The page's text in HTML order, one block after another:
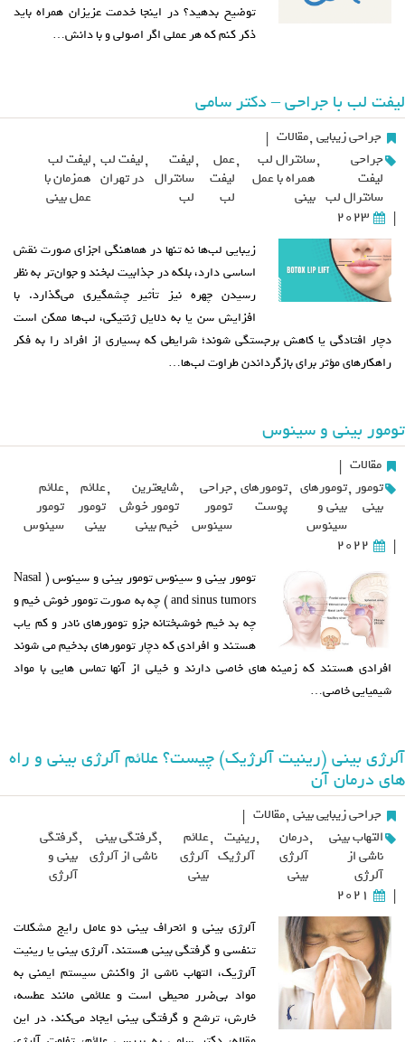
توضیح بدهید؟ در اینجا خدمت عزیزان همراه باید
ذکر کنم که هر عملی اگر اصولی و با دانش…
لیفت لب با جراحی – دکتر سامی
جراحی زیبایی ,مقالات |
جراحی
لیفت
سانترال لب
,سانترال لب
همراه با عمل
بینی
,عمل
لیفت
لب
,لیفت
سانترال
لب
,لیفت لب
در تهران
,لیفت لب
همزمان با
عمل بینی
|
2023
زیبایی لب‌ها نه تنها در هماهنگی اجزای صورت نقش
اساسی دارد، بلکه در جذابیت لبخند و جوان‌تر به نظر
رسیدن چهره نیز تأثیر چشمگیری می‌گذارد. با
افزایش سن یا به دلایل ژنتیکی، لب‌ها ممکن است
دچار افتادگی یا کاهش برجستگی شوند؛ شرایطی که بسیاری از افراد را به فکر
راهکارهای مؤثر برای بازگرداندن طراوت لب‌ها…
تومور بینی و سینوس
مقالات |
تومور
بینی
,تومورهای
بینی و
سینوس
,تومورهای
پوست
,جراحی
تومور
سینوس
,شایعترین
تومور خوش
خیم بینی
,علائم
تومور
بینی
,علائم
تومور
سینوس
|
2022
تومور بینی و سینوس تومور بینی و سینوس ( Nasal
and sinus tumors ) چه به صورت تومور خوش خیم و
چه بد خیم خوشبختانه جزو تومورهای نادر و کم یاب
هستند و افرادی که دچار تومورهای بدخیم می شوند
افرادی هستند که زمینه های خاصی دارند و خیلی از آنها تماس هایی با مواد
شیمیایی خاصی…
آلرژی بینی (رینیت آلرژیک) چیست؟ علائم آلرژی بینی و راه
های درمان آن
جراحی زیبایی بینی ,مقالات |
التهاب بینی
ناشی از
آلرژی
,درمان
آلرژی
بینی
,رینیت
آلرژیک
,علائم
آلرژی
بینی
,گرفتگی بینی
ناشی از آلرژی
,گرفتگی
بینی و
آلرژی
|
2021
آلرژی بینی و انحراف بینی دو عامل رایج مشکلات
تنفسی و گرفتگی بینی هستند. آلرژی بینی یا رینیت
آلرژیک، التهاب ناشی از واکنش سیستم ایمنی به
مواد بی‌ضرر محیطی است و علائمی مانند عطسه،
خارش، ترشح و گرفتگی بینی ایجاد می‌کند. در این